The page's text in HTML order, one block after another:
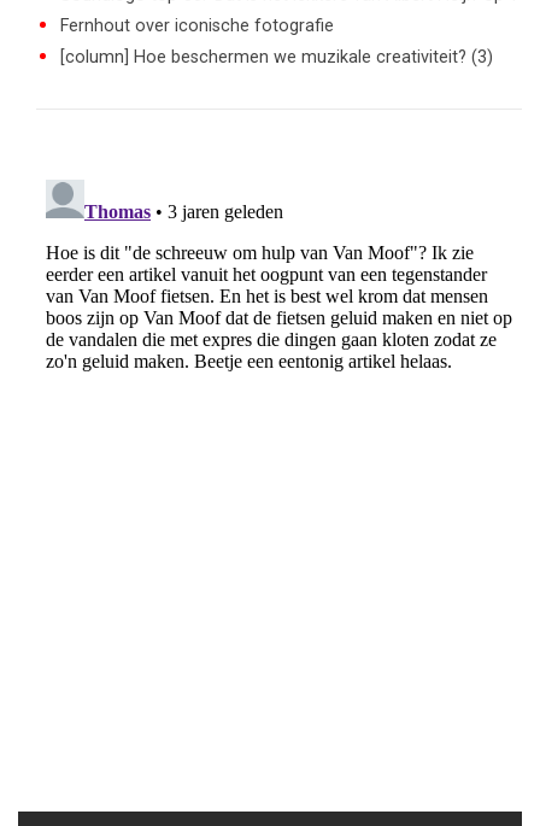
Fernhout over iconische fotografie
[column] Hoe beschermen we muzikale creativiteit? (3)